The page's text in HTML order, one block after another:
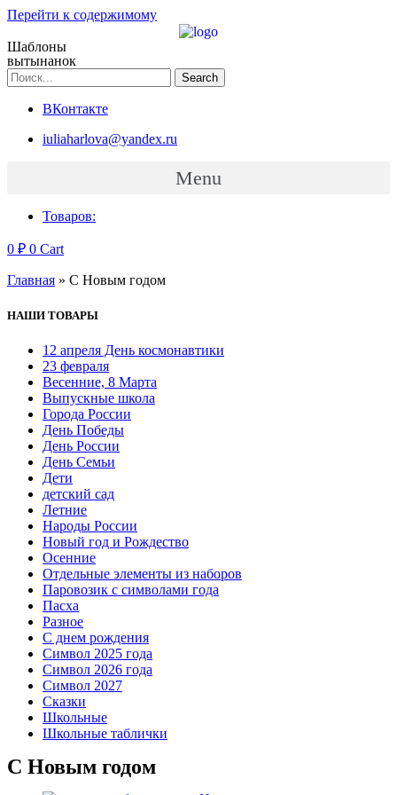
Перейти к содержимому
Шаблоны
вытынанок
Search
ВКонтакте
iuliaharlova@yandex.ru
Menu
Товаров:
0 ₽ 0 Cart
Главная » С Новым годом
НАШИ ТОВАРЫ
12 апреля День космонавтики
23 февраля
Весенние, 8 Марта
Выпускные школа
Города России
День Победы
День России
День Семьи
Дети
детский сад
Летние
Народы России
Новый год и Рождество
Осенние
Отдельные элементы из наборов
Паровозик с символами года
Пасха
Разное
С днем рождения
Символ 2025 года
Символ 2026 года
Символ 2027
Сказки
Школьные
Школьные таблички
С Новым годом